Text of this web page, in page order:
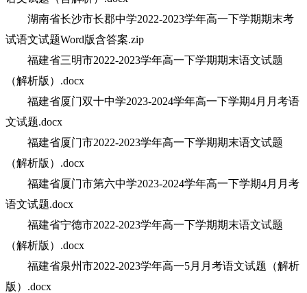
湖南省长沙市长郡中学2022-2023学年高一下学期期末考
试语文试题Word版含答案.zip
福建省三明市2022-2023学年高一下学期期末语文试题
（解析版）.docx
福建省厦门双十中学2023-2024学年高一下学期4月月考语
文试题.docx
福建省厦门市2022-2023学年高一下学期期末语文试题
（解析版）.docx
福建省厦门市第六中学2023-2024学年高一下学期4月月考
语文试题.docx
福建省宁德市2022-2023学年高一下学期期末语文试题
（解析版）.docx
福建省泉州市2022-2023学年高一5月月考语文试题（解析
版）.docx